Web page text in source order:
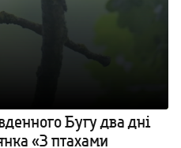
Бугу два дні
«З птахами